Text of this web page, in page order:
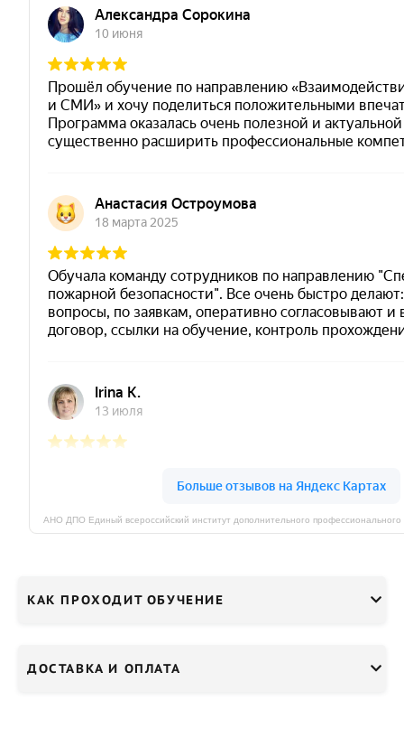
КАК ПРОХОДИТ ОБУЧЕНИЕ
ДОСТАВКА И ОПЛАТА